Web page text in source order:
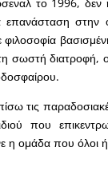
στην
τη σωστή
τις
που
η ομάδα που